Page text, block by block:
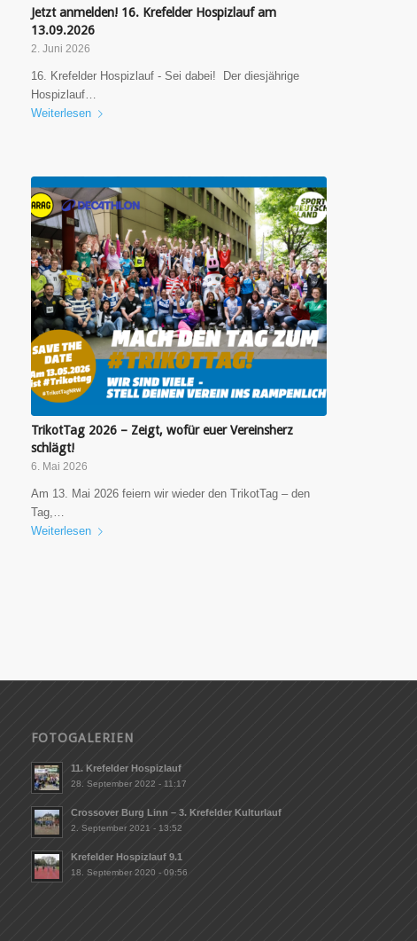
Jetzt anmelden! 16. Krefelder Hospizlauf am
13.09.2026
2. Juni 2026
16. Krefelder Hospizlauf - Sei dabei! Der diesjährige
Hospizlauf…
Weiterlesen
TrikotTag 2026 – Zeigt, wofür euer Vereinsherz
schlägt!
6. Mai 2026
Am 13. Mai 2026 feiern wir wieder den TrikotTag – den
Tag,…
Weiterlesen
FOTOGALERIEN
11. Krefelder Hospizlauf
28. September 2022 - 11:17
Crossover Burg Linn – 3. Krefelder Kulturlauf
2. September 2021 - 13:52
Krefelder Hospizlauf 9.1
18. September 2020 - 09:56